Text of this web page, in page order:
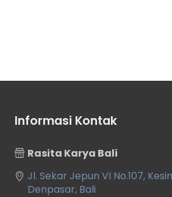
Informasi Kontak
Rasita Karya Bali
Jl. Sekar Jepun VI No.107,
Denpasar, Bali